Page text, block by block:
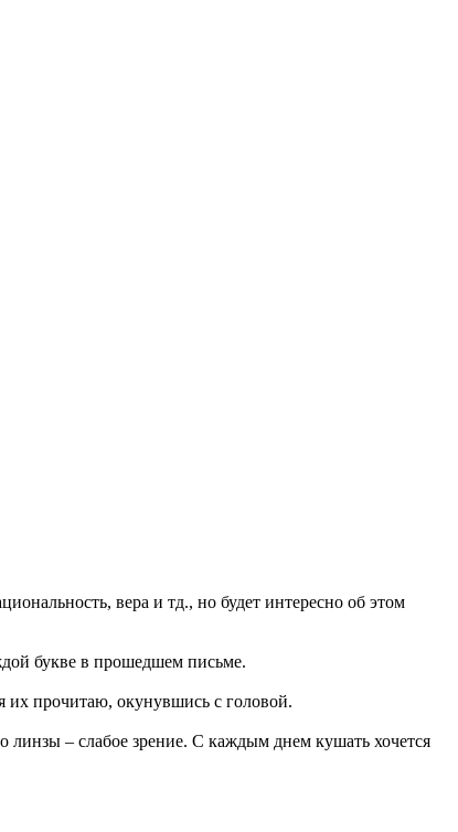
вера и тд., но будет интересно об этом
букве в прошедшем письме.
их прочитаю, окунувшись с головой.
– слабое зрение. С каждым днем кушать хочется